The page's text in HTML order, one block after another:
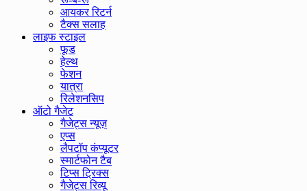
आयकर रिटर्न
टैक्स सलाह
लाइफ स्टाइल
फूड
हेल्थ
फेशन
यात्रा
रिलेशनसिप
ऑटो गैजेट
गैजेट्स न्यूज़
एप्स
लैपटॉप कंप्यूटर
स्मार्टफोन टैब
टिप्स ट्रिक्स
गैजेट्स रिव्यू